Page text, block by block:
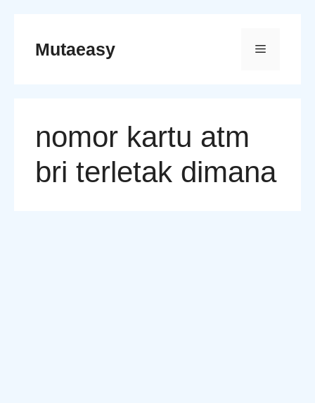
contentMutaeasy Menu
nomor kartu atm
bri terletak dimana